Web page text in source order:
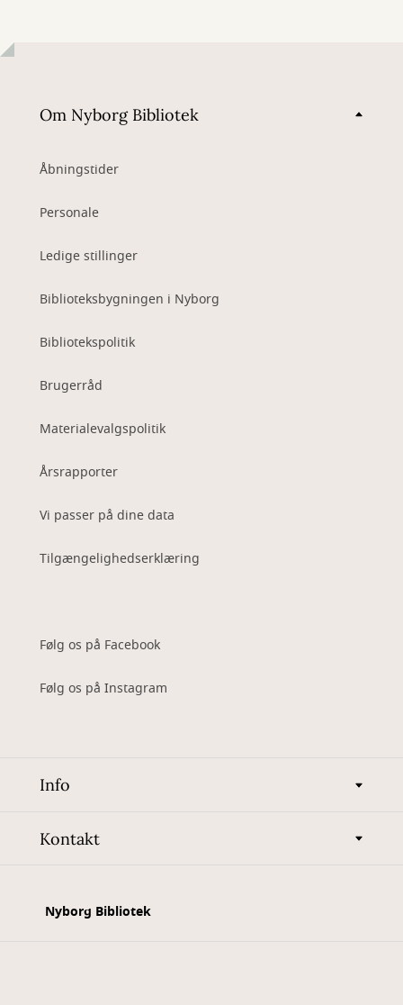
Om Nyborg Bibliotek
Åbningstider
Personale
Ledige stillinger
Biblioteksbygningen i Nyborg
Bibliotekspolitik
Brugerråd
Materialevalgspolitik
Årsrapporter
Vi passer på dine data
Tilgængelighedserklæring
Følg os på Facebook
Følg os på Instagram
Info
Kontakt
Nyborg Bibliotek